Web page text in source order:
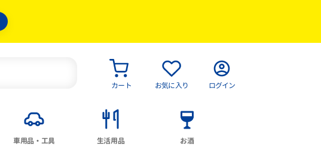
カート お気に入り ログイン
車用品・工具 生活用品 お酒